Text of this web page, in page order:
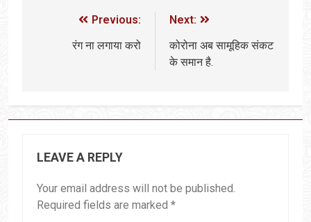
Previous:
रंग ना लगाया करो
Next:
कोरोना अब सामूहिक संकट
के समान है.
LEAVE A REPLY
Your email address will not be published.
Required fields are marked *